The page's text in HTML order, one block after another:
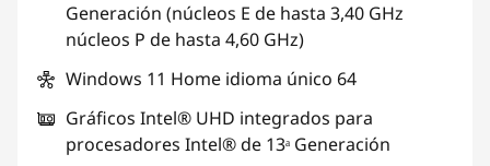
Generación (núcleos E de hasta 3,40 GHz
núcleos P de hasta 4,60 GHz)
Windows 11 Home idioma único 64
Gráficos Intel® UHD integrados para
procesadores Intel® de 13ᵃ Generación